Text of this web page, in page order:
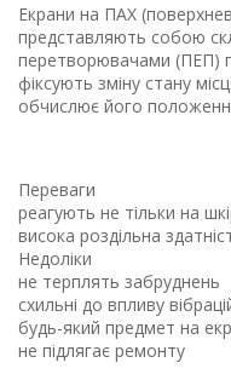
Екрани на ПАХ
представляють собою
перетворювачами (ПЕП)
фіксують зміну стану
обчислює його
Переваги
реагують не тільки на
висока роздільна
Недоліки
не терплять забруднень
схильні до впливу
будь-який предмет на
не підлягає ремонту